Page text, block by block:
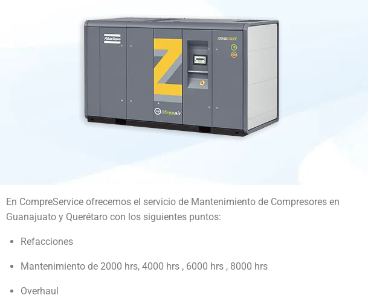
En CompreService ofrecemos el servicio de Mantenimiento de Compresores en
Guanajuato y Querétaro con los siguientes puntos:
Refacciones
Mantenimiento de 2000 hrs, 4000 hrs , 6000 hrs , 8000 hrs
Overhaul